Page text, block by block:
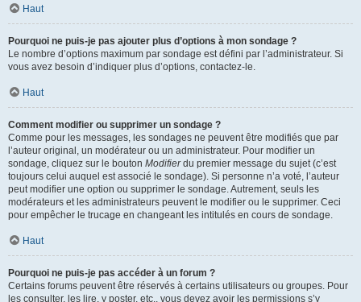
Haut
Pourquoi ne puis-je pas ajouter plus d’options à mon sondage ?
Le nombre d’options maximum par sondage est défini par l’administrateur. Si
vous avez besoin d’indiquer plus d’options, contactez-le.
Haut
Comment modifier ou supprimer un sondage ?
Comme pour les messages, les sondages ne peuvent être modifiés que par
l’auteur original, un modérateur ou un administrateur. Pour modifier un
sondage, cliquez sur le bouton Modifierdu premier message du sujet (c’est
toujours celui auquel est associé le sondage). Si personne n’a voté, l’auteur
peut modifier une option ou supprimer le sondage. Autrement, seuls les
modérateurs et les administrateurs peuvent le modifier ou le supprimer. Ceci
pour empêcher le trucage en changeant les intitulés en cours de sondage.
Haut
Pourquoi ne puis-je pas accéder à un forum ?
Certains forums peuvent être réservés à certains utilisateurs ou groupes. Pour
les consulter, les lire, y poster, etc., vous devez avoir les permissions s’y